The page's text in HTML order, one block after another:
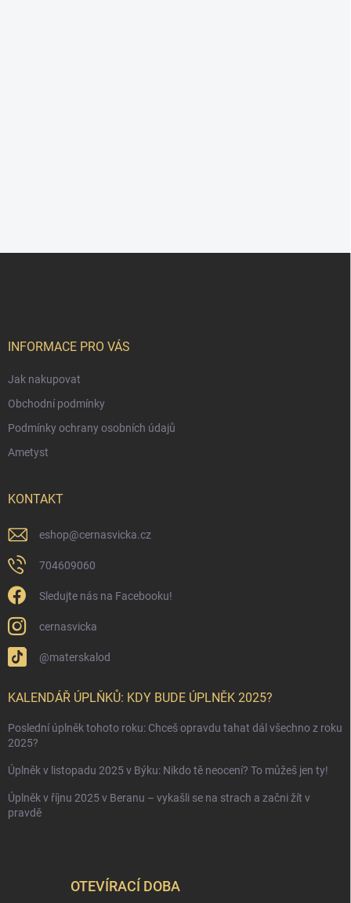
INFORMACE PRO VÁS
Jak nakupovat
Obchodní podmínky
Podmínky ochrany osobních údajů
Ametyst
KONTAKT
eshop@cernasvicka.cz
704609060
Sledujte nás na Facebooku!
cernasvicka
@materskalod
KALENDÁŘ ÚPLŇKŮ: KDY BUDE ÚPLNĚK 2025?
Poslední úplněk tohoto roku: Chceš opravdu tahat dál všechno z roku
2025?
Úplněk v listopadu 2025 v Býku: Nikdo tě neocení? To můžeš jen ty!
Úplněk v říjnu 2025 v Beranu – vykašli se na strach a začni žít v
pravdě
OTEVÍRACÍ DOBA